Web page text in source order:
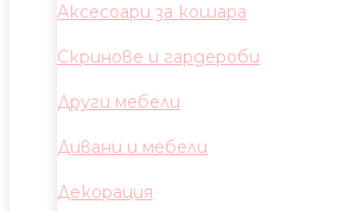
Аксесоари за кошара
Скринове и гардероби
Други мебели
Дивани и мебели
Декорация